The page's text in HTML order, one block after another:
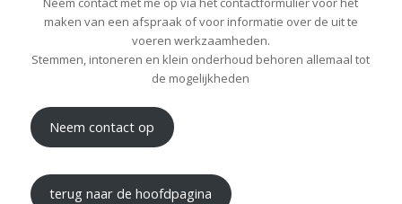
maken van een afspraak of voor informatie over de uit te
voeren werkzaamheden.
Stemmen, intoneren en klein onderhoud behoren allemaal tot
de mogelijkheden
Neem contact op
terug naar de hoofdpagina